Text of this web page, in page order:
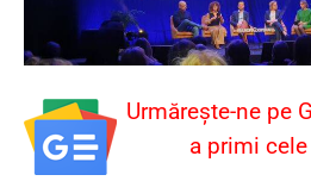
Urmărește-ne pe
a primi